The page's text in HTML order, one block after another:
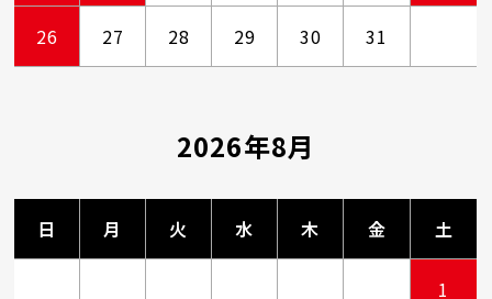
26 27 28 29 30 31
2026年8月
日 月 火 水 木 金 土
1